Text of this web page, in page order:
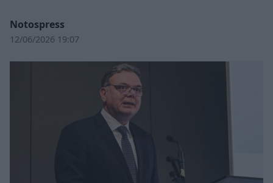
Notospress
12/06/2026 19:07